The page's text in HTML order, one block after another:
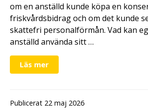
om en anställd kunde köpa en
friskvårdsbidrag och om det kunde
skattefri personalförmån. Vad kan
anställd använda sitt …
Läs mer
Publicerat 22 maj 2026